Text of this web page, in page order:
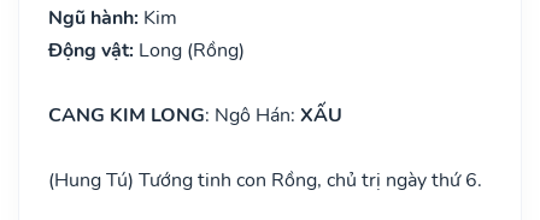
Ngũ hành: Kim
Động vật: Long (Rồng)
CANG KIM LONG: Ngô Hán: XẤU
(Hung Tú) Tướng tinh con Rồng, chủ trị ngày thứ 6.